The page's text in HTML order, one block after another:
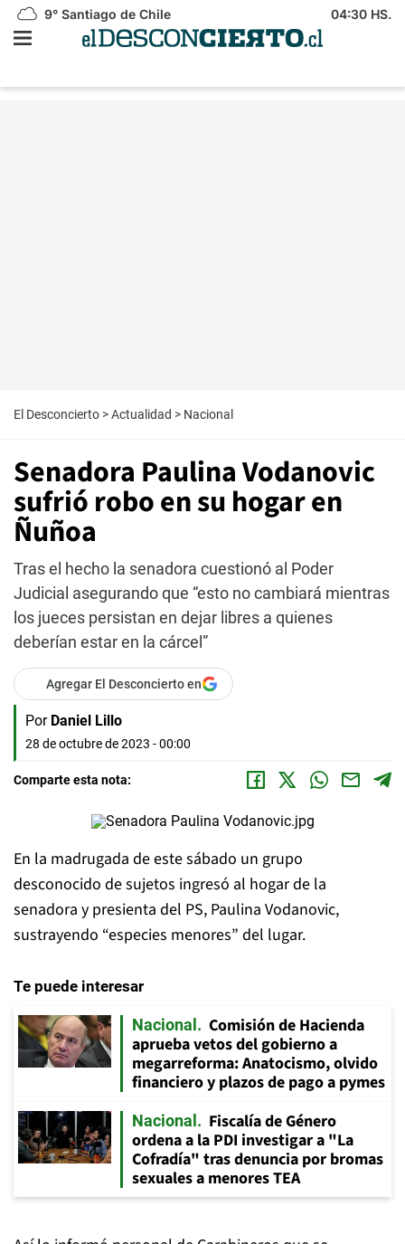
9° Santiago de Chile 04:30 HS.
El Desconcierto >Actualidad > Nacional
Senadora Paulina Vodanovic
sufrió robo en su hogar en
Ñuñoa
Tras el hecho la senadora cuestionó al Poder
Judicial asegurando que “esto no cambiará mientras
los jueces persistan en dejar libres a quienes
deberían estar en la cárcel”
Agregar El Desconcierto en
Por Daniel Lillo
28 de octubre de 2023 - 00:00
Comparte esta nota:
En la madrugada de este sábado un grupo
desconocido de sujetos ingresó al hogar de la
senadora y presienta del PS, Paulina Vodanovic,
sustrayendo “especies menores” del lugar.
Te puede interesar
Nacional
Comisión de Hacienda
aprueba vetos del gobierno a
megarreforma: Anatocismo, olvido
financiero y plazos de pago a pymes
Nacional
Fiscalía de Género
ordena a la PDI investigar a "La
Cofradía" tras denuncia por bromas
sexuales a menores TEA